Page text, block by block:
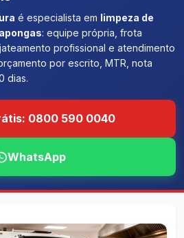
é especialista em limpeza de
: equipe própria, frota
profissional e atendimento
por escrito, MTR, nota
dias.
0800 590 0040
WhatsApp